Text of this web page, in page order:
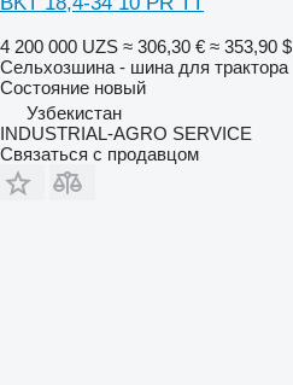
4 200 000 UZS ≈ 306,30 € ≈ 353,90 $
Сельхозшина - шина для трактора
Состояние новый
Узбекистан
INDUSTRIAL-AGRO SERVICE
Связаться с продавцом